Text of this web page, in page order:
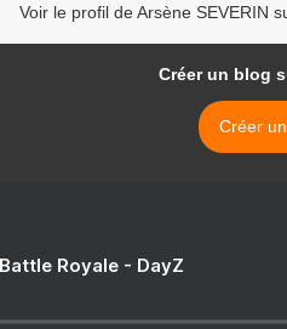
Voir le profil de Arsène SEVERIN
Créer un blog
Créer
Royale - DayZ